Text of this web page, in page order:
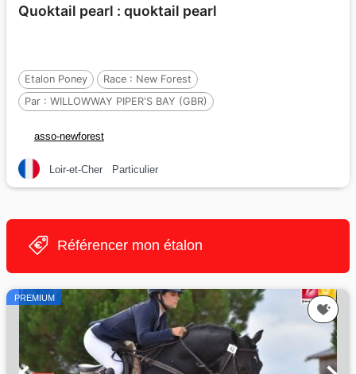
Quoktail pearl : quoktail pearl
Etalon Poney Race : New Forest
Par : WILLOWWAY PIPER'S BAY (GBR)
asso-newforest
Loir-et-Cher Particulier
Référencer mon étalon
PREMIUM